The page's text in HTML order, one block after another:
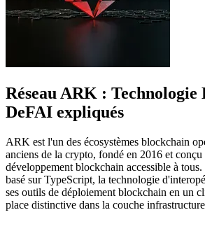
Réseau ARK : Technologie
DeFAI expliqués
ARK est l'un des écosystèmes blockchain
anciens de la crypto, fondé en 2016 et
développement blockchain accessible à tous.
basé sur TypeScript, la technologie
ses outils de déploiement blockchain en un
place distinctive dans la couche